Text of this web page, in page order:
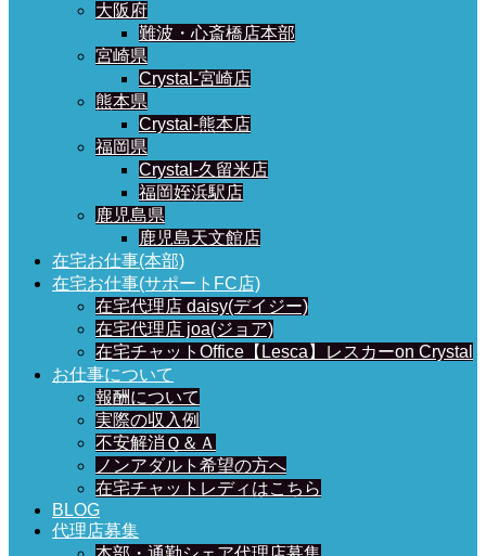
大阪府
難波・心斎橋店本部
宮崎県
Crystal-宮崎店
熊本県
Crystal-熊本店
福岡県
Crystal-久留米店
福岡姪浜駅店
鹿児島県
鹿児島天文館店
在宅お仕事(本部)
在宅お仕事(サポートFC店)
在宅代理店 daisy(デイジー)
在宅代理店 joa(ジョア)
在宅チャットOffice【Lesca】レスカーon Crystal
お仕事について
報酬について
実際の収入例
不安解消Ｑ＆Ａ
ノンアダルト希望の方へ
在宅チャットレディはこちら
BLOG
代理店募集